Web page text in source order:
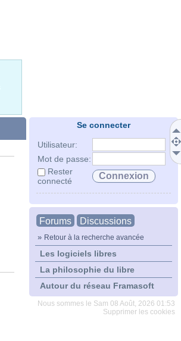
Se connecter
Utilisateur:
Mot de passe:
Rester
connecté
Forums Discussions
» Retour à la recherche avancée
Les logiciels libres
La philosophie du libre
Autour du réseau Framasoft
Nous sommes le Sam 08 Août, 2026 01:53
Supprimer les cookies